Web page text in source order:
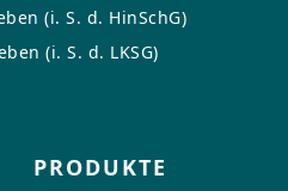
(i. S. d. HinSchG)
(i. S. d. LKSG)
PRODUKTE